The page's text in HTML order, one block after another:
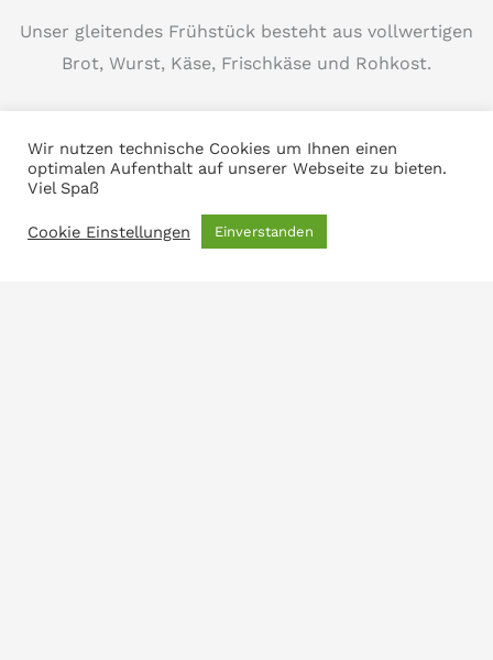
Unser gleitendes Frühstück besteht aus vollwertigen
Brot, Wurst, Käse, Frischkäse und Rohkost.
Buffet. Um Vielfalt in under Frühstück zu bringen,
bieten wir drei mal wöchentlich zusätzliche
Spezialitäten an.
Erkennen Sie diese auf dem Bild?
Wir nutzen technische Cookies um Ihnen einen
optimalen Aufenthalt auf unserer Webseite zu bieten.
Viel Spaß
Cookie Einstellungen Einverstanden